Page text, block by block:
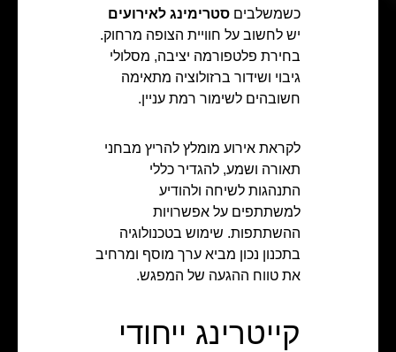
כשמשלבים סטרימינג לאירועים
יש לחשוב על חוויית הצופה מרחוק.
בחירת פלטפורמה יציבה, מסלולי
גיבוי ושידור ברזולוציה מתאימה
חשובהים לשימור רמת עניין.
לקראת אירוע מומלץ להריץ מבחני
תאורה ושמע, להגדיר כללי
התנהגות לשיחה ולהודיע
למשתתפים על אפשרויות
ההשתתפות. שימוש בטכנולוגיה
בתכנון נכון מביא ערך מוסף ומרחיב
את טווח ההגעה של המפגש.
קייטרינג ייחודי